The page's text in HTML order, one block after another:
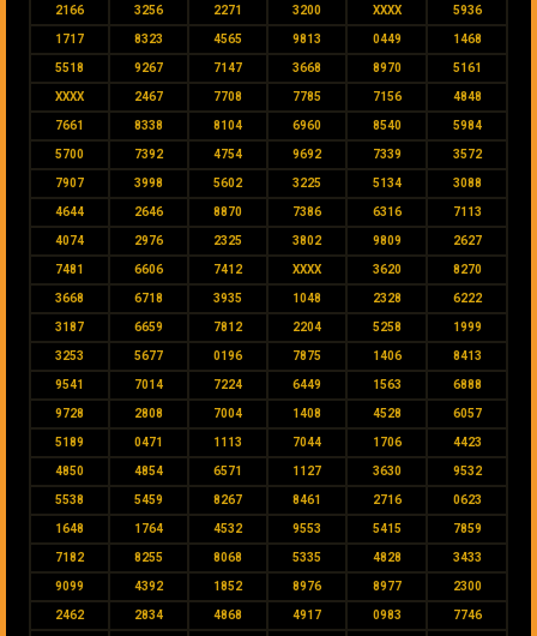
2166 3256 2271 3200 XXXX 5936
1717 8323 4565 9813 0449 1468
5518 9267 7147 3668 8970 5161
XXXX 2467 7708 7785 7156 4848
7661 8338 8104 6960 8540 5984
5700 7392 4754 9692 7339 3572
7907 3998 5602 3225 5134 3088
4644 2646 8870 7386 6316 7113
4074 2976 2325 3802 9809 2627
7481 6606 7412 XXXX 3620 8270
3668 6718 3935 1048 2328 6222
3187 6659 7812 2204 5258 1999
3253 5677 0196 7875 1406 8413
9541 7014 7224 6449 1563 6888
9728 2808 7004 1408 4528 6057
5189 0471 1113 7044 1706 4423
4850 4854 6571 1127 3630 9532
5538 5459 8267 8461 2716 0623
1648 1764 4532 9553 5415 7859
7182 8255 8068 5335 4828 3433
9099 4392 1852 8976 8977 2300
2462 2834 4868 4917 0983 7746